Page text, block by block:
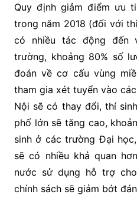
Quy định giảm điểm ưu
trong năm 2018 (đối với
có nhiều tác động đến
trường, khoảng 80% số
đoán về cơ cấu vùng
tham gia xét tuyển vào
Nội sẽ có thay đổi, thí
phố lớn sẽ tăng cao,
sinh ở các trường Đại
sẽ có nhiều khả quan
nước sử dụng hỗ trợ
chính sách sẽ giảm bớt